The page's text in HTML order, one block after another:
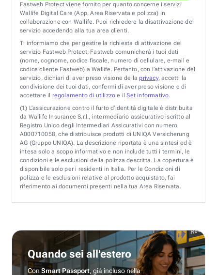
Fastweb Protect viene fornito per quanto concerne i servizi
Wallife Digital Care (App, Area Riservata e polizza) in
collaborazione con Wallife. Puoi richiedere la disattivazione del
servizio accedendo alla tua area clienti.
Ti informiamo che per gestire la richiesta di attivazione del
servizio Fastweb Protect, Fastweb comunicherà i tuoi dati
(nome, cognome, codice fiscale, numero di cellulare, e-mail e
codice cliente Fastweb) a Wallife. Pertanto, con l’attivazione del
servizio, dichiari di aver preso visione della privacy, accetti la
condivisione dei tuoi dati, confermi di aver preso visione e di
accettare il regolamento di utilizzo e ilSet informativo.
(1) L’assicurazione contro il furto d’identità digitale è distribuita
da Wallife Insurance S.r.l., intermediario assicurativo iscritto al
Registro Unico degli Intermediari Assicurativi con numero
A000710058, che distribuisce prodotti di UNIQA Versicherung
AG (Gruppo UNIQA). La descrizione riportata è una sintesi ed è
intesa solo a scopo informativo e non include tutti i termini, le
condizioni e le esclusioni della polizza descritta. La copertura è
disponibile solo per i residenti in Italia. Per le Condizioni di
polizza e le esclusioni relative al prodotto acquistato, fai
riferimento ai documenti presenti nella tua Area Riservata.
Quando sei all'estero
ConSmart Passport, già incluso nella